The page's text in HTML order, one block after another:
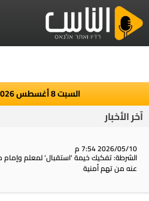
السبت 8 أغسطس 2026
آخر الأخبار
2026/05/10 7:54 م
الشرطة: تفكيك خيمة ‘استقبال‘ لمعلم وإمام
عنه من تهم أمنية